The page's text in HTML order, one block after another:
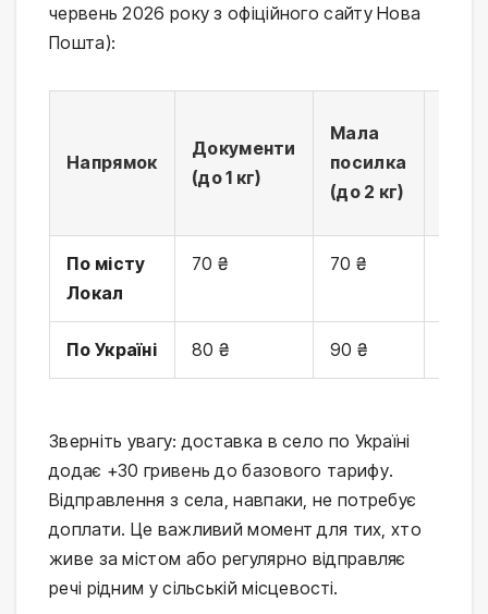
червень 2026 року з офіційного сайту Нова
Пошта):
Напрямок
Документи
(до 1 кг)
Мала
посилка
(до 2 кг)
По місту
Локал
70 ₴ 70 ₴
По Україні 80 ₴ 90 ₴
Зверніть увагу: доставка в село по Україні
додає +30 гривень до базового тарифу.
Відправлення з села, навпаки, не потребує
доплати. Це важливий момент для тих, хто
живе за містом або регулярно відправляє
речі рідним у сільській місцевості.